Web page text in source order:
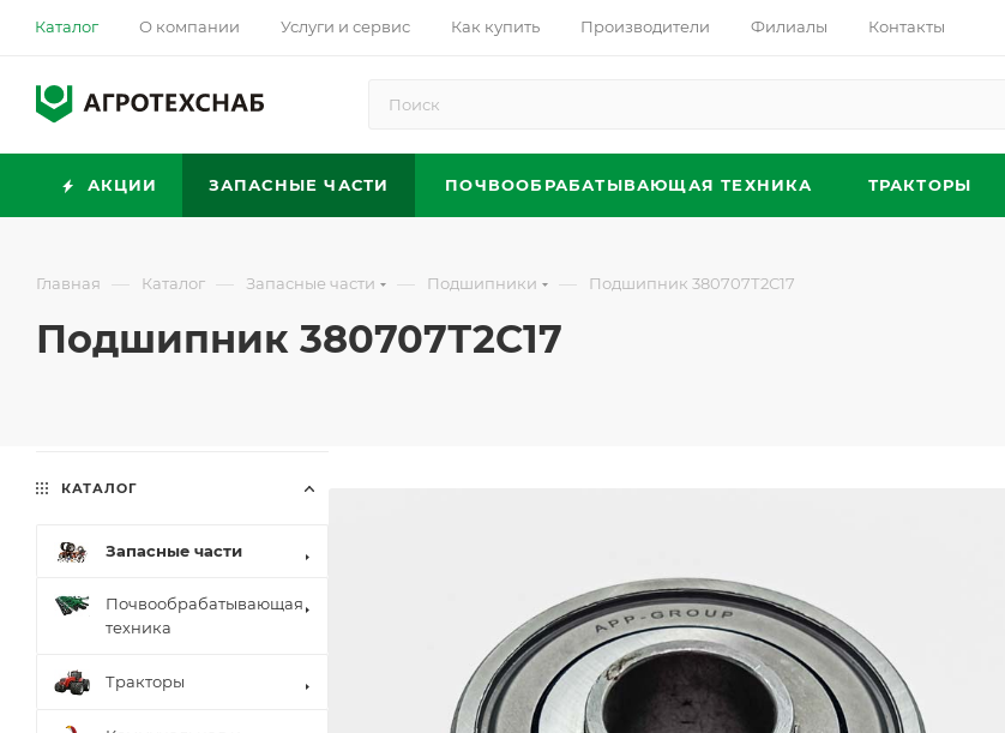
Каталог О компании Услуги и сервис Как купить Производители Филиалы Контакты
АКЦИИ ЗАПАСНЫЕ ЧАСТИ ПОЧВООБРАБАТЫВАЮЩАЯ ТЕХНИКА ТРАКТОРЫ
Главная — Каталог — Запасные части — Подшипники — Подшипник 380707Т2С17
Подшипник 380707Т2С17
КАТАЛОГ
Запасные части
Почвообрабатывающая
техника
Тракторы